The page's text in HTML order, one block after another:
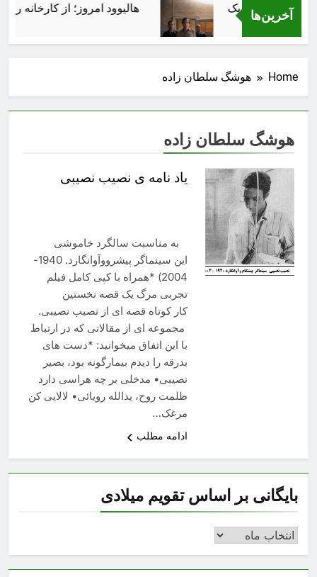
آخرین‌ها هالیوود امروز؛ از کارخانه
Home هوشگ سلطان زاده
هوشگ سلطان زاده
یاد نامه ی نصیب نصیبی
به مناسبت سالگرد خاموشی
این سینماگر پیشرووآوانگارد. 1940-
2004) *همراه با کپی کامل فیلم
تجربی مرگ یک قصه نخستین
کار کوتاه قصه ای از نصیب نصیبی.
مجموعه ای از مقالاتی که در ارتباط
با این اتفاق میخوانید: *دست های
بدرقه را دیدم بیمارگونه بود، بصیر
نصیبی• مدخلی بر چه هراسی دارد
ظلمت روح، یدالله رویائی• لالایی کن
مرغک…
ادامه مطلب
بایگانی بر اساس تقویم میلادی
بایگانی
اساس